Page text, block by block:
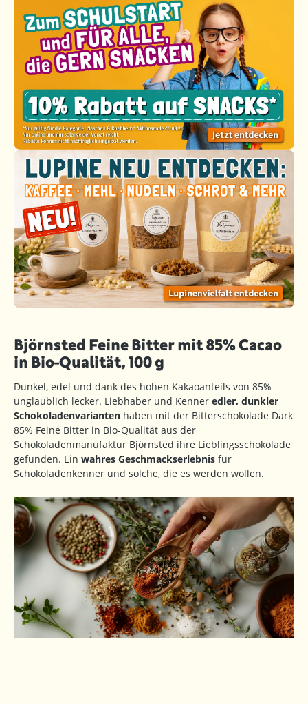
Björnsted Feine Bitter mit 85% Cacao
in Bio-Qualität, 100 g
Dunkel, edel und dank des hohen Kakaoanteils von 85%
unglaublich lecker. Liebhaber und Kenner edler, dunkler
Schokoladenvarianten haben mit der Bitterschokolade Dark
85% Feine Bitter in Bio-Qualität aus der
Schokoladenmanufaktur Björnsted ihre Lieblingsschokolade
gefunden. Ein wahres Geschmackserlebnis für
Schokoladenkenner und solche, die es werden wollen.